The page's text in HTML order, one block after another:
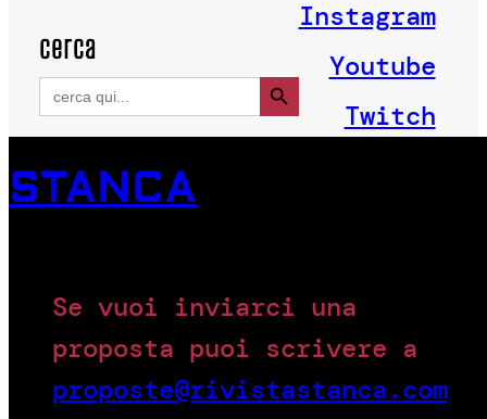
cerca
Search
for:
Search Button
Instagram
Youtube
Twitch
STANCA
Se vuoi inviarci una
proposta puoi scrivere a
proposte@rivistastanca.com